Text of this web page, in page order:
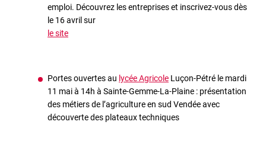
emploi. Découvrez les entreprises et inscrivez-vous dès
le 16 avril sur
le site
Portes ouvertes au lycée Agricole Luçon-Pétré le mardi
11 mai à 14h à Sainte-Gemme-La-Plaine : présentation
des métiers de l’agriculture en sud Vendée avec
découverte des plateaux techniques